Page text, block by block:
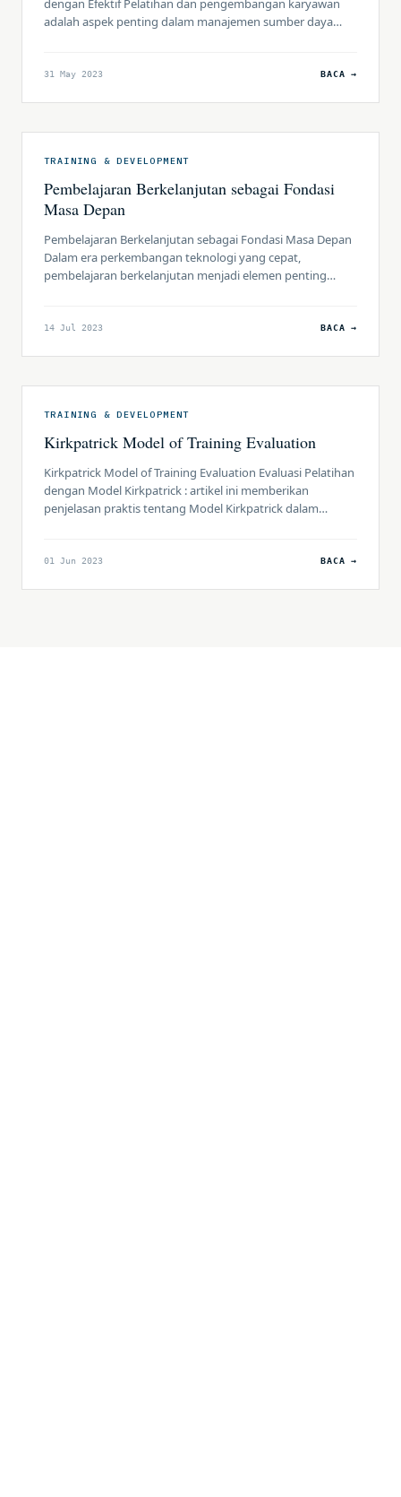
dengan Efektif Pelatihan dan pengembangan karyawan
adalah aspek penting dalam manajemen sumber daya
organisasi. Untuk mencapai hasil yang optimal dari
(Siklus Pelatihan) dengan efektif. […]
31 May 2023 BACA →
TRAINING & DEVELOPMENT
Pembelajaran Berkelanjutan sebagai Fondasi
Masa Depan
Pembelajaran Berkelanjutan sebagai Fondasi Masa Depan
Dalam era perkembangan teknologi yang cepat,
pembelajaran berkelanjutan menjadi elemen penting
pentingnya budaya pembelajaran berkelanjutan dalam
Kami juga akan membahas berbagai […]
14 Jul 2023 BACA →
TRAINING & DEVELOPMENT
Kirkpatrick Model of Training Evaluation
Kirkpatrick Model of Training Evaluation Evaluasi Pelatihan
dengan Model Kirkpatrick : artikel ini memberikan
penjelasan praktis tentang Model Kirkpatrick dalam
level evaluasi pelatihan, bagaimana menggunakan model
01 Jun 2023 BACA →